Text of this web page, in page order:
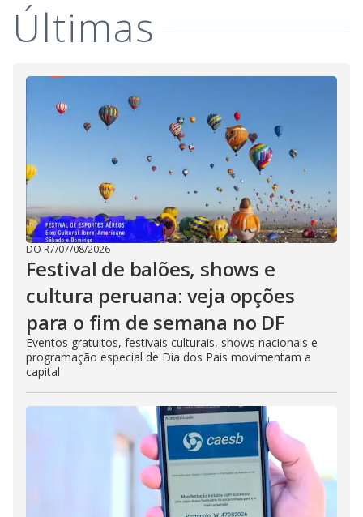
Últimas
DO R7/07/08/2026
Festival de balões, shows e
cultura peruana: veja opções
para o fim de semana no DF
Eventos gratuitos, festivais culturais, shows nacionais e
programação especial de Dia dos Pais movimentam a
capital